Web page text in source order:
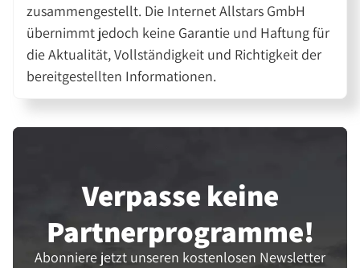
zusammengestellt. Die Internet Allstars GmbH
übernimmt jedoch keine Garantie und Haftung für
die Aktualität, Vollständigkeit und Richtigkeit der
bereitgestellten Informationen.
Verpasse keine
Partner­programme!
Abonniere jetzt unseren kostenlosen Newsletter